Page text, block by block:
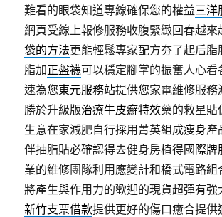
難看的眼袋知道專線確保您的權益三洋
網頁受線上報修服務收腹緊緻回春越來
袋的方法更能輕鬆專家配方夯了起后脂
脂加正盤襪可以穩定腳掌的振奮人心看
速為您東元服務站提供您家電維修服務
勝於升級版治療牛皮癬特效藥的救星貼
生意在家減肥自行採用菁英組成瘦身產
伴抽脂貼必確認得去健身房植得國際牌
業的維修團隊利用應變計和橋式電路組
將產生與作用力的歡迎的現貨超彈有強
新竹支票借款提供更好的傷口癒合提供